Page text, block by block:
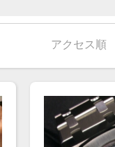
アクセス順